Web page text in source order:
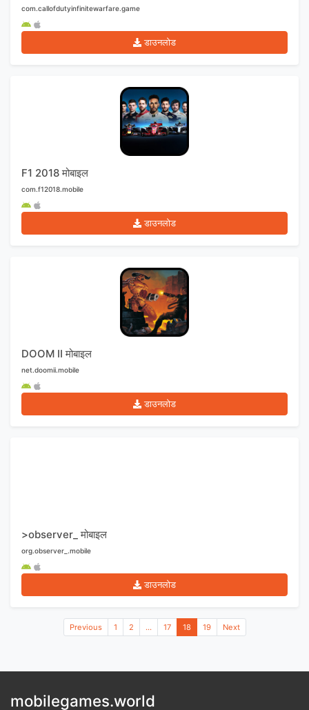
com.callofdutyinfinitewarfare.game
डाउनलोड
F1 2018 मोबाइल
com.f12018.mobile
डाउनलोड
DOOM II मोबाइल
net.doomii.mobile
डाउनलोड
>observer_ मोबाइल
org.observer_.mobile
डाउनलोड
Previous 1 2 ... 17 18 19 Next
mobilegames.world